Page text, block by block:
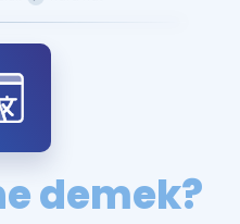
YDS ve YÖKDİL
demek?